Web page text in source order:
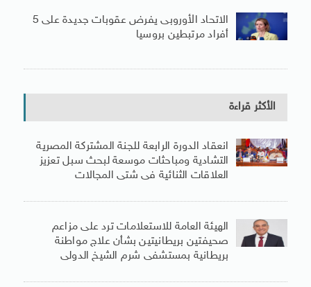
الاتحاد الأوروبى يفرض عقوبات جديدة على 5
أفراد مرتبطين بروسيا
الأكثر قراءة
انعقاد الدورة الرابعة للجنة المشتركة المصرية
التشادية ومباحثات موسعة لبحث سبل تعزيز
العلاقات الثنائية فى شتى المجالات
الهيئة العامة للاستعلامات ترد على مزاعم
صحيفتين بريطانيتين بشأن علاج مواطنة
بريطانية بمستشفى شرم الشيخ الدولى